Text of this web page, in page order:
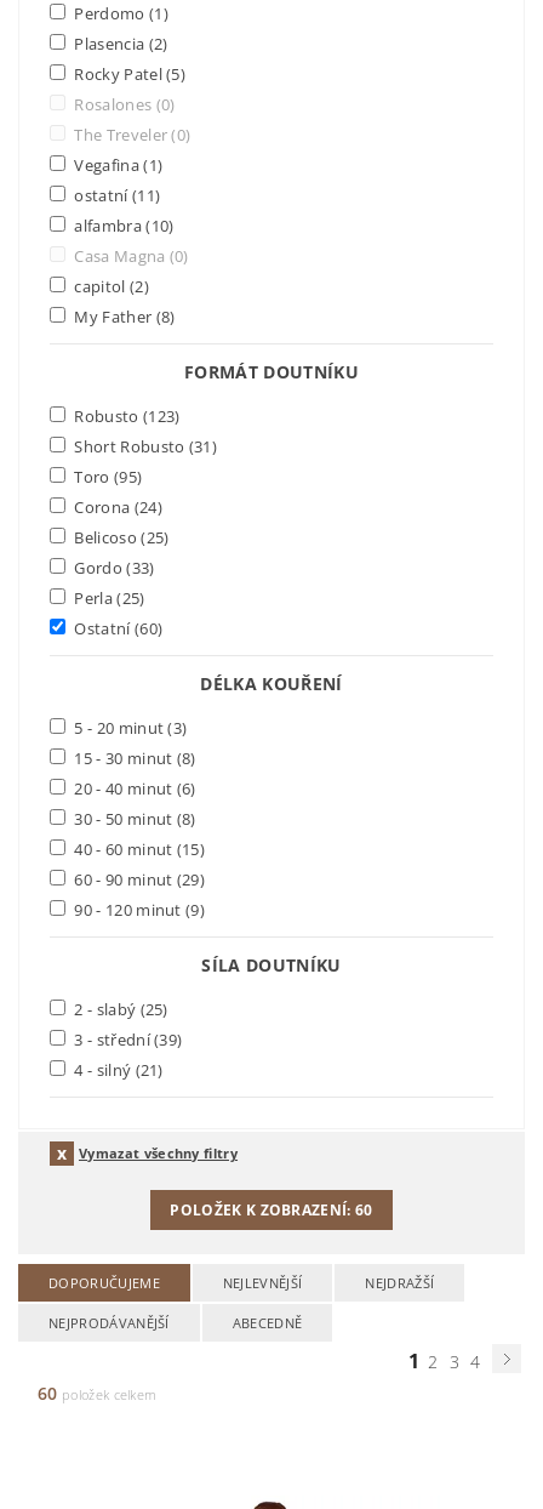
Perdomo (1)
Plasencia (2)
Rocky Patel(5)
Rosalones (0)
The Treveler(0)
Vegafina(1)
ostatní(11)
alfambra(10)
Casa Magna (0)
capitol (2)
My Father (8)
FORMÁT DOUTNÍKU
Robusto (123)
Short Robusto (31)
Toro (95)
Corona (24)
Belicoso(25)
Gordo(33)
Perla(25)
Ostatní(60)
DÉLKA KOUŘENÍ
5 - 20 minut(3)
15 - 30 minut (8)
20 - 40 minut (6)
30 - 50 minut (8)
40 - 60 minut (15)
60 - 90 minut (29)
90 - 120 minut(9)
SÍLA DOUTNÍKU
2 - slabý (25)
3 - střední(39)
4 - silný (21)
Vymazat všechny filtry
POLOŽEK K ZOBRAZENÍ:60
DOPORUČUJEME NEJLEVNĚJŠÍ NEJDRAŽŠÍ
NEJPRODÁVANĚJŠÍ ABECEDNĚ
1 2 3 4
60 položek celkem